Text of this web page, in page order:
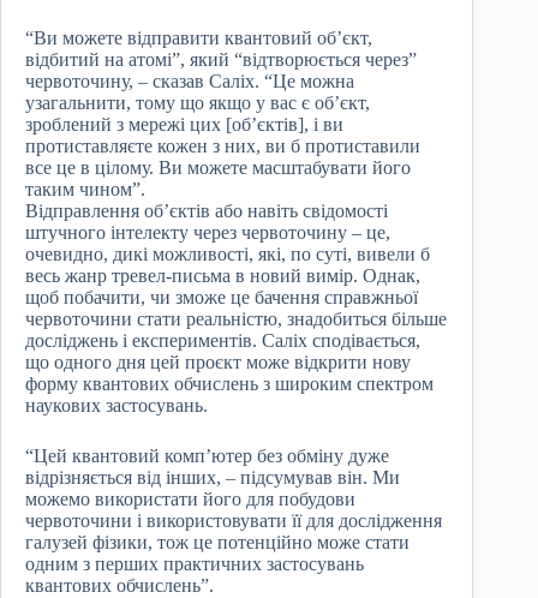
“Ви можете відправити квантовий об’єкт,
відбитий на атомі”, який “відтворюється через”
червоточину, – сказав Саліх. “Це можна
узагальнити, тому що якщо у вас є об’єкт,
зроблений з мережі цих [об’єктів], і ви
протиставляєте кожен з них, ви б протиставили
все це в цілому. Ви можете масштабувати його
таким чином”.
Відправлення об’єктів або навіть свідомості
штучного інтелекту через червоточину – це,
очевидно, дикі можливості, які, по суті, вивели б
весь жанр тревел-письма в новий вимір. Однак,
щоб побачити, чи зможе це бачення справжньої
червоточини стати реальністю, знадобиться більше
досліджень і експериментів. Саліх сподівається,
що одного дня цей проєкт може відкрити нову
форму квантових обчислень з широким спектром
наукових застосувань.
“Цей квантовий комп’ютер без обміну дуже
відрізняється від інших, – підсумував він. Ми
можемо використати його для побудови
червоточини і використовувати її для дослідження
галузей фізики, тож це потенційно може стати
одним з перших практичних застосувань
квантових обчислень”.